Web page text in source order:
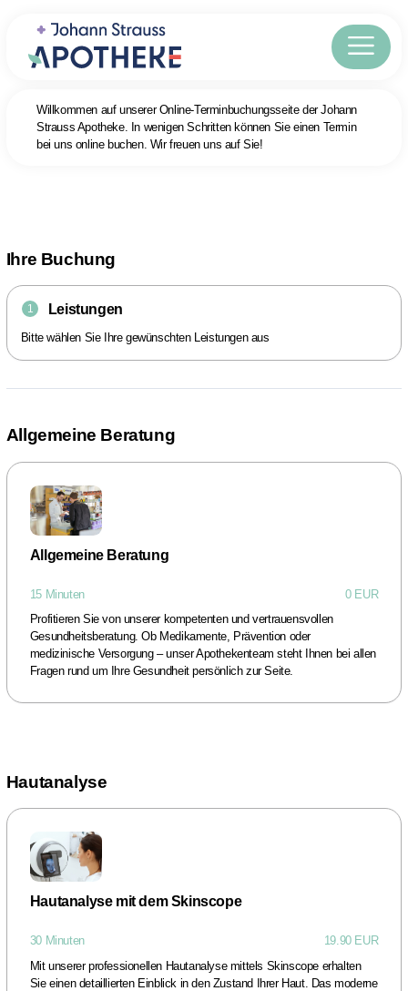
Willkommen auf unserer Online-Terminbuchungsseite der Johann
Strauss Apotheke. In wenigen Schritten können Sie einen Termin
bei uns online buchen. Wir freuen uns auf Sie!
Allgemeine Beratung
Allgemeine Beratung
15 Minuten
0 EUR
Profitieren Sie von unserer kompetenten und vertrauensvollen
Gesundheitsberatung. Ob Medikamente, Prävention oder
medizinische Versorgung – unser Apothekenteam steht Ihnen bei allen
Fragen rund um Ihre Gesundheit persönlich zur Seite.
Hautanalyse
Hautanalyse mit dem Skinscope
30 Minuten
19.90 EUR
Mit unserer professionellen Hautanalyse mittels Skinscope erhalten
Sie einen detaillierten Einblick in den Zustand Ihrer Haut. Das moderne
Ihre Buchung
1 Leistungen
Bitte wählen Sie Ihre gewünschten Leistungen aus